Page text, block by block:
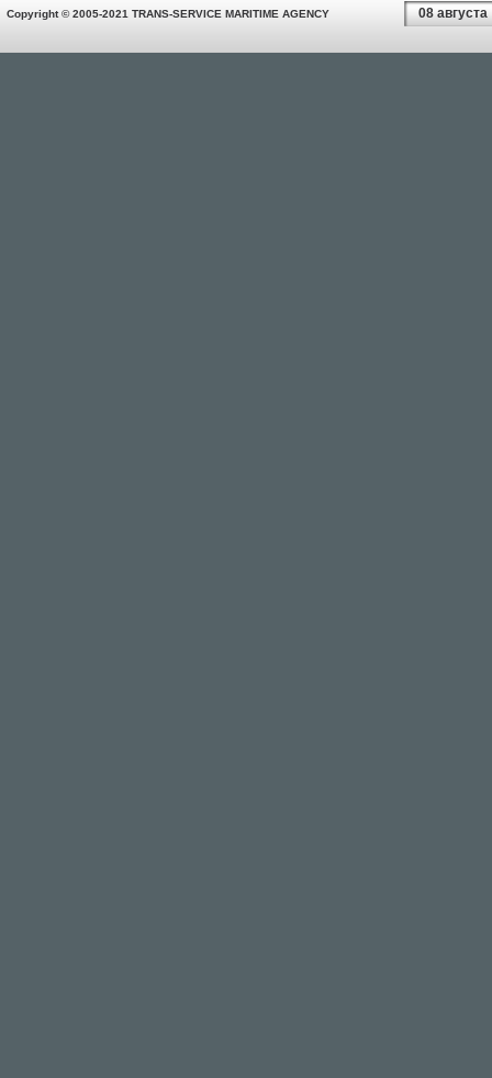
Copyright © 2005-2021 TRANS-SERVICE MARITIME AGENCY 08 августа